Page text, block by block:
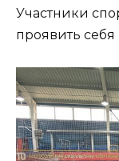
Участники
проявить себя